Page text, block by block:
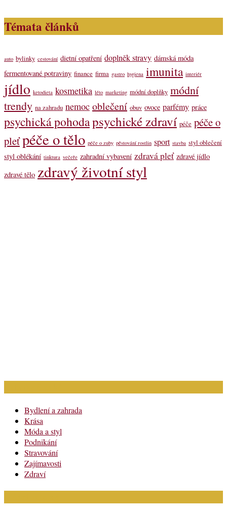
Témata článků
auto bylinky cestování dietní opatření doplněk stravy dámská móda
fermentované potraviny finance firma gastro hygiena imunita interiér
jídlo ketodieta kosmetika léto marketing módní doplňky módní
trendy na zahradu nemoc oblečení obuv ovoce parfémy práce
psychická pohodapsychické zdraví péče péče o
pleťpéče o tělo péče o zuby pěstování rostlin sport stavba styl oblečení
styl oblékání tinktura večeře zahradní vybavení zdravá pleť zdravé jídlo
zdravé tělo zdravý životní styl
Bydlení a zahrada
Krása
Móda a styl
Podnikání
Stravování
Zajímavosti
Zdraví